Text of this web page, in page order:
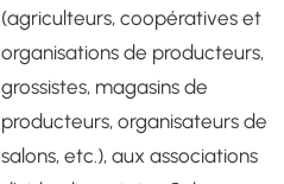
(agriculteurs, coopératives et
organisations de producteurs,
grossistes, magasins de
producteurs, organisateurs de
salons, etc.), aux associations